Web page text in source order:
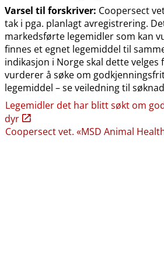
Varsel til forskriver: Coopersect
tak i pga. planlagt avregistrering.
markedsførte legemidler som kan
finnes et egnet legemiddel til
indikasjon i Norge skal dette velges
vurderer å søke om
legemiddel – se veiledning til
Legemidler det har blitt søkt om
dyr
Coopersect vet. «MSD Animal